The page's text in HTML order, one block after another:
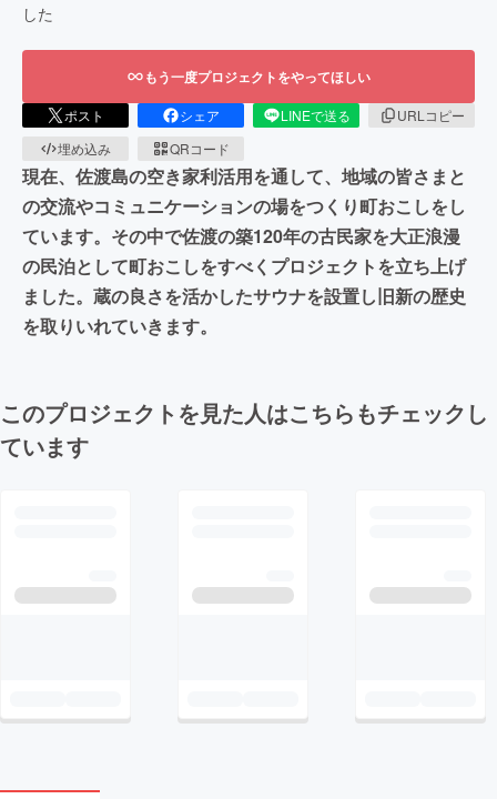
した
もう一度プロジェクトをやってほしい
ポスト シェア LINEで送る
URLコピー
埋め込み
QRコード
現在、佐渡島の空き家利活用を通して、地域の皆さまと
の交流やコミュニケーションの場をつくり町おこしをし
ています。その中で佐渡の築120年の古民家を大正浪漫
の民泊として町おこしをすべくプロジェクトを立ち上げ
ました。蔵の良さを活かしたサウナを設置し旧新の歴史
を取りいれていきます。
このプロジェクトを見た人はこちらもチェックし
ています